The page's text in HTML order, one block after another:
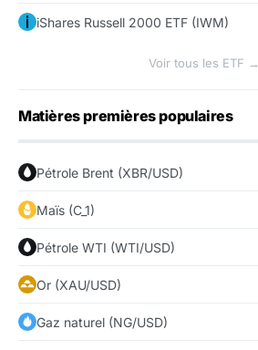
iShares Russell 2000 ETF (IWM)
Voir tous les ETF →
Matières premières populaires
Pétrole Brent (XBR/USD)
Maïs (C_1)
Pétrole WTI (WTI/USD)
Or (XAU/USD)
Gaz naturel (NG/USD)